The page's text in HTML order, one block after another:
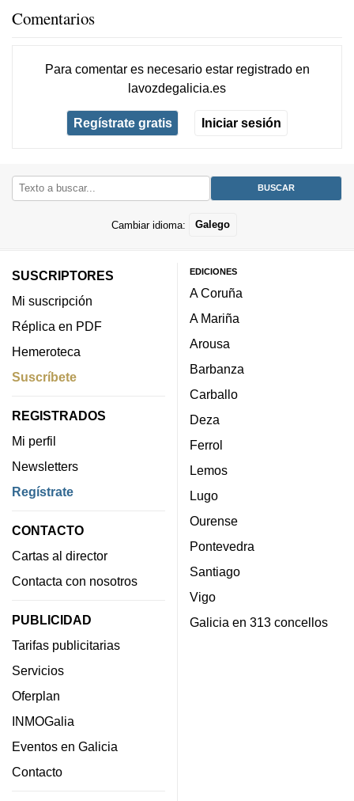
Comentarios
Para comentar es necesario estar registradoen
lavozdegalicia.es
Regístrate gratis Iniciar sesión
Cambiar idioma: Galego
SUSCRIPTORES
Mi suscripción
Réplica en PDF
Hemeroteca
Suscríbete
REGISTRADOS
Mi perfil
Newsletters
Regístrate
CONTACTO
Cartas al director
Contacta con nosotros
PUBLICIDAD
Tarifas publicitarias
Servicios
Oferplan
INMOGalia
Eventos en Galicia
Contacto
EDICIONES
A Coruña
A Mariña
Arousa
Barbanza
Carballo
Deza
Ferrol
Lemos
Lugo
Ourense
Pontevedra
Santiago
Vigo
Galicia en 313 concellos